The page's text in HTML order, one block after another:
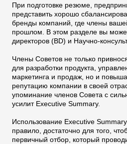
При подготовке резюме,
представить хорошо
бренды компаний, где члены
прошлом. В этом разделе вы
директоров (BD) и Научно-
Члены Советов не только
для разработки продукта,
маркетинга и продаж, но и
репутацию компании в своей
упоминание членов Совета с
усилит Executive Summary.
Использование Executive
правило, достаточно для того,
первичный отбор, который